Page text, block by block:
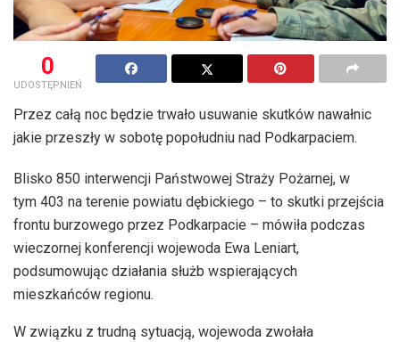
0
UDOSTĘPNIEŃ
Przez całą noc będzie trwało usuwanie skutków nawałnic
jakie przeszły w sobotę popołudniu nad Podkarpaciem.
Blisko 850 interwencji Państwowej Straży Pożarnej, w
tym 403 na terenie powiatu dębickiego – to skutki przejścia
frontu burzowego przez Podkarpacie – mówiła podczas
wieczornej konferencji wojewoda Ewa Leniart,
podsumowując działania służb wspierających
mieszkańców regionu.
W związku z trudną sytuacją, wojewoda zwołała